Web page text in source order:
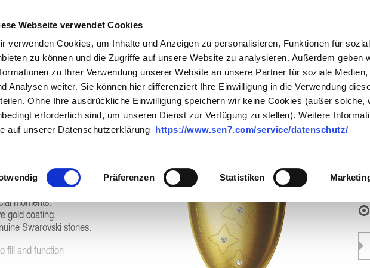
Webseite verwendet Cookies
verwenden Cookies, um Inhalte und Anzeigen zu personalisieren, Funktionen für
zu können und die Zugriffe auf unsere Website zu analysieren. Außerdem geben
zu Ihrer Verwendung unserer Website an unsere Partner für soziale Medien,
Analysen weiter. Sie können hier differenziert Ihre Einwilligung in die Verwendung
Ohne Ihre ausdrückliche Einwilligung speichern wir keine Cookies (außer solche,
erforderlich sind, um unseren Dienst zur Verfügung zu stellen). Weitere
auf unserer Datenschutzerklärung https://www.sen7.com/service/datenschutz/
Präferenzen Statistiken
classic
Crystal
Gold
moments.
gold coating.
Swarovski stones.
fill and function
original sen7 twist sen7 fiZZ sen7 style accessories